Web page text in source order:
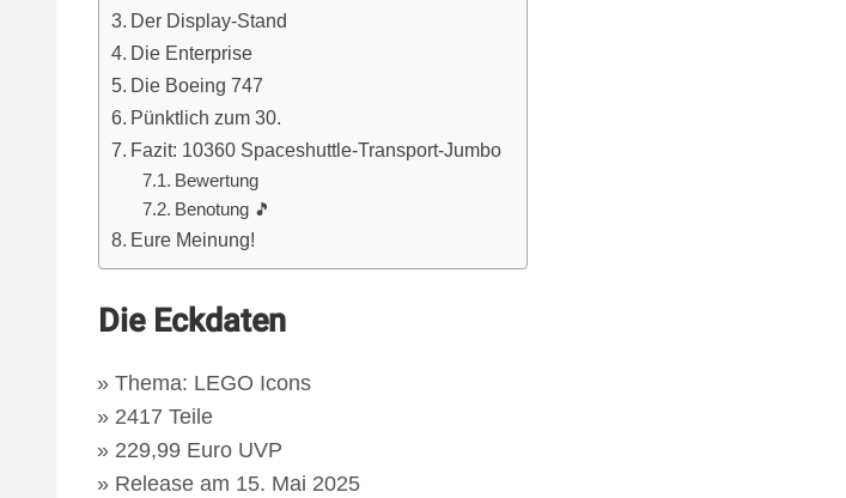
Der Display-Stand
Die Enterprise
Die Boeing 747
Pünktlich zum 30.
Fazit: 10360 Spaceshuttle-Transport-Jumbo
Bewertung
Benotung 🎵
Eure Meinung!
Die Eckdaten
Thema: LEGO Icons
2417 Teile
229,99 Euro UVP
Release am 15. Mai 2025